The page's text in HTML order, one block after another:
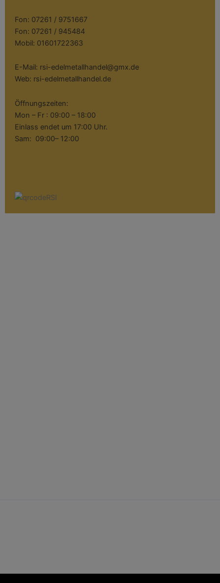
Fon: 07261 / 9751667
Fon: 07261 / 945484
Mobil: 01601722363
E-Mail: rsi-edelmetallhandel@gmx.de
Web: rsi-edelmetallhandel.de
Öffnungszeiten:
Mon – Fr : 09:00 – 18:00
Einlass endet um 17:00 Uhr.
Sam: 09:00– 12:00